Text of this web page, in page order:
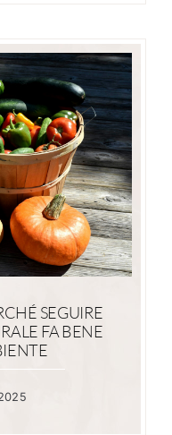
SEGUIRE
FA BENE